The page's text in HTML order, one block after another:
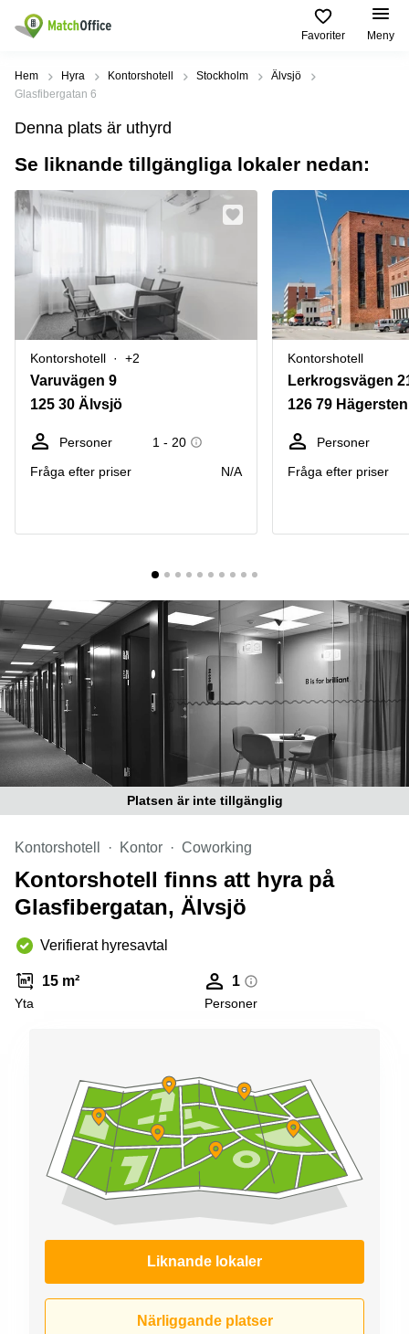
Favoriter Meny
Hyra / hyra ut
Kategorier
Kontor
Kontorshotell
Coworking
Lagerlokaler
Industrilokaler
Butikslokaler
Verkstad
Mötesrum
kontor
Populära
Städer
Stockholm
Göteborg
Norrköping
Östermalm
Skåne
Vasastan
Populära
sökningar
Kontorshotell
Stockholm
Hyra lokal
Kontorshotell
Göteborg
Coworking
Stockholm
Kontorshotell
Malmö
Coworking
Malmö
Lediga
Hägersten
Hjälp
Om oss
Bli hyresvärd
Logga in
Hem Hyra Kontorshotell Stockholm
Älvsjö
Glasfibergatan 6
Denna plats är uthyrd
Se liknande tillgängliga lokaler nedan:
Kontorshotell +2
Varuvägen 9
125 30 Älvsjö
Personer
1 - 20
Fråga efter priser
N/A
Kontorshotell
Lerkrogsvägen
126 79 Hägersten
Personer
Fråga efter priser
Platsen är inte tillgänglig
Kontorshotell Kontor Coworking
Kontorshotell finns att hyra på
Glasfibergatan, Älvsjö
Verifierat hyresavtal
15 m²
Yta
1
Personer
Liknande lokaler
Närliggande platser